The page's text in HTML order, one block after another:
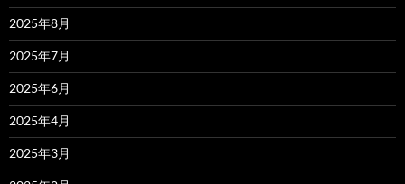
2025年8月
2025年7月
2025年6月
2025年4月
2025年3月